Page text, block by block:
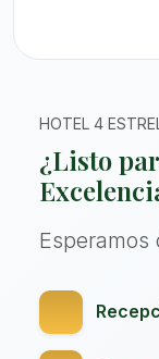
HOTEL 4
¿Listo
Esperamos